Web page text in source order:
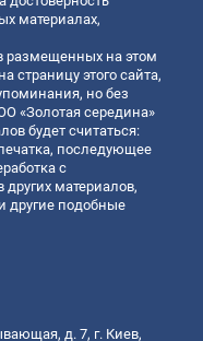
материалах,
размещенных на этом
страницу этого сайта,
но без
«Золотая середина»
будет считаться:
последующее
с
материалов,
другие подобные
д. 7, г. Киев,